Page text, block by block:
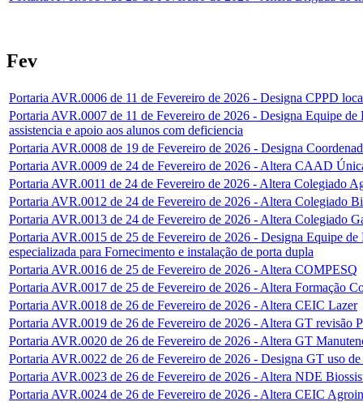
Fev
Portaria AVR.0006 de 11 de Fevereiro de 2026 - Designa CPPD
Portaria AVR.0007 de 11 de Fevereiro de 2026 - Designa Equipe de
assistencia e apoio aos alunos com deficiencia
Portaria AVR.0008 de 19 de Fevereiro de 2026 - Designa
Portaria AVR.0009 de 24 de Fevereiro de 2026 - Altera CAAD
Portaria AVR.0011 de 24 de Fevereiro de 2026 - Altera Colegiado
Portaria AVR.0012 de 24 de Fevereiro de 2026 - Altera Colegiado
Portaria AVR.0013 de 24 de Fevereiro de 2026 - Altera Colegiado
Portaria AVR.0015 de 25 de Fevereiro de 2026 - Designa Equipe de
especializada para Fornecimento e instalação de porta dupla
Portaria AVR.0016 de 25 de Fevereiro de 2026 - Altera COMPESQ
Portaria AVR.0017 de 25 de Fevereiro de 2026 - Altera Formação
Portaria AVR.0018 de 26 de Fevereiro de 2026 - Altera CEIC Lazer
Portaria AVR.0019 de 26 de Fevereiro de 2026 - Altera GT revisão
Portaria AVR.0020 de 26 de Fevereiro de 2026 - Altera GT
Portaria AVR.0022 de 26 de Fevereiro de 2026 - Designa GT uso
Portaria AVR.0023 de 26 de Fevereiro de 2026 - Altera NDE
Portaria AVR.0024 de 26 de Fevereiro de 2026 - Altera CEIC